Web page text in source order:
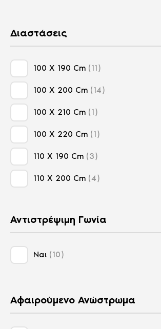
Τριθέσιοι Καναπέδες
Υπέρδιπλα Κρεβάτια Με Αποθηκευτικό
15
Διαστάσεις
100 X 190 Cm 11
100 X 200 Cm 14
100 X 210 Cm 1
100 X 220 Cm 1
110 X 190 Cm 3
110 X 200 Cm 4
120 X 200 Cm 14
135 X 190 Cm 1
Αντιστρέψιμη Γωνία
Ναι 10
Αφαιρούμενο Ανώστρωμα